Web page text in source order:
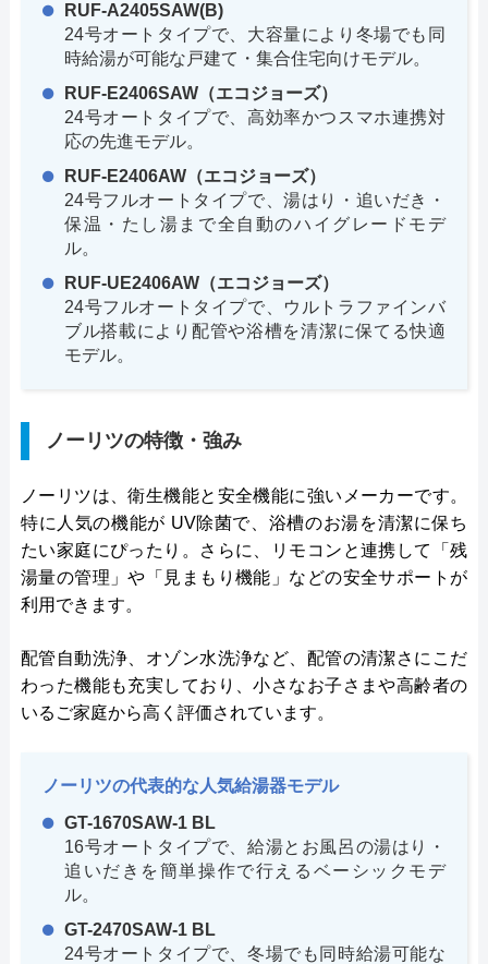
RUF-A2405SAW(B)
24号オートタイプで、大容量により冬場でも同
時給湯が可能な戸建て・集合住宅向けモデル。
RUF-E2406SAW（エコジョーズ）
24号オートタイプで、高効率かつスマホ連携対
応の先進モデル。
RUF-E2406AW（エコジョーズ）
24号フルオートタイプで、湯はり・追いだき・
保温・たし湯まで全自動のハイグレードモデ
ル。
RUF-UE2406AW（エコジョーズ）
24号フルオートタイプで、ウルトラファインバ
ブル搭載により配管や浴槽を清潔に保てる快適
モデル。
ノーリツの特徴・強み
ノーリツは、衛生機能と安全機能に強いメーカーです。
特に人気の機能が UV除菌で、浴槽のお湯を清潔に保ち
たい家庭にぴったり。さらに、リモコンと連携して「残
湯量の管理」や「見まもり機能」などの安全サポートが
利用できます。
配管自動洗浄、オゾン水洗浄など、配管の清潔さにこだ
わった機能も充実しており、小さなお子さまや高齢者の
いるご家庭から高く評価されています。
ノーリツの代表的な人気給湯器モデル
GT-1670SAW-1 BL
16号オートタイプで、給湯とお風呂の湯はり・
追いだきを簡単操作で行えるベーシックモデ
ル。
GT-2470SAW-1 BL
24号オートタイプで、冬場でも同時給湯可能な